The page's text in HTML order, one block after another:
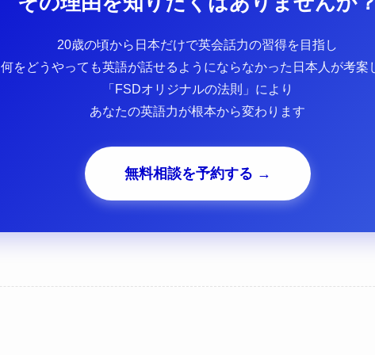
20歳の頃から日本だけで英会話力の習得を目指し
何をどうやっても英語が話せるようにならなかった日本人が考案
「FSDオリジナルの法則」により
あなたの英語力が根本から変わります
無料相談を予約する →